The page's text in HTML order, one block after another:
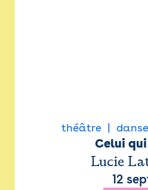
théâtre danse
Celui
Lucie
12